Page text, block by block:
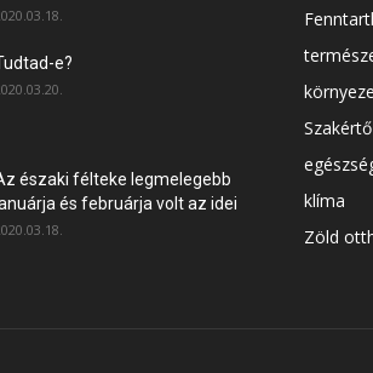
e?
északi félteke legmelegebb
és februárja volt az idei
Szakértő
klíma
Zöld